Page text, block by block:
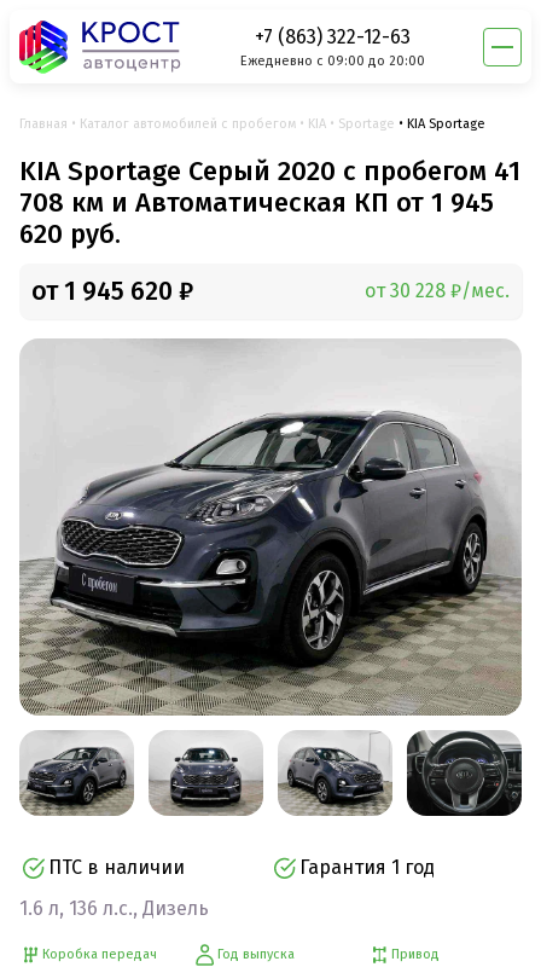
+7 (863) 322-12-63
Ежедневно с 09:00 до 20:00
Главная Каталог автомобилей с пробегом KIA Sportage KIA Sportage
KIA Sportage Серый 2020 с пробегом 41
708 км и Автоматическая КП от 1 945
620 руб.
от 1 945 620 ₽ от 30 228 ₽/мес.
ПТС в наличии
Гарантия 1 год
1.6 л, 136 л.с., Дизель
Коробка передач Год выпуска Привод